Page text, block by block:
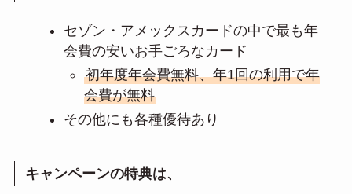
セゾン・アメックスカードの中で最も年
会費の安いお手ごろなカード
初年度年会費無料、年1回の利用で年
会費が無料
その他にも各種優待あり
キャンペーンの特典は、